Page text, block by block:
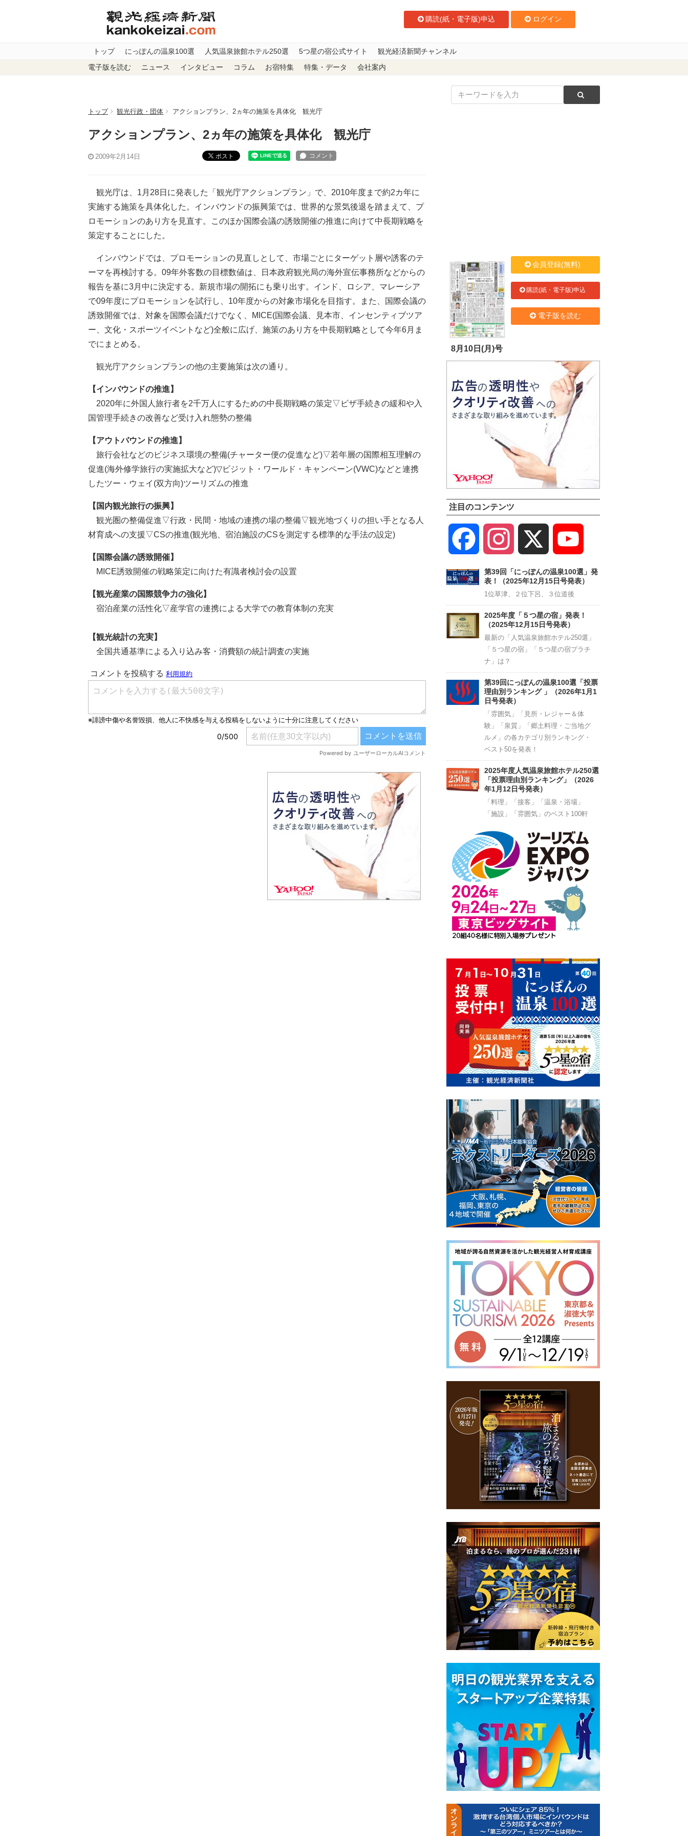
購読(紙・電子版)申込 ログイン
トップ にっぽんの温泉100選 人気温泉旅館ホテル250選 5つ星の宿公式サイト 観光経済新聞チャンネル
電子版を読む ニュース インタビュー コラム お宿特集 特集・データ 会社案内
トップ 観光行政・団体 アクションプラン、2ヵ年の施策を具体化 観光庁
アクションプラン、2ヵ年の施策を具体化 観光庁
2009年2月14日 ポスト
観光庁は、1月28日に発表した「観光庁アクションプラン」で、2010年度まで約2カ年に
実施する施策を具体化した。インバウンドの振興策では、世界的な景気後退を踏まえて、プ
ロモーションのあり方を見直す。このほか国際会議の誘致開催の推進に向けて中長期戦略を
策定することにした。
インバウンドでは、プロモーションの見直しとして、市場ごとにターゲット層や誘客のテ
ーマを再検討する。09年外客数の目標数値は、日本政府観光局の海外宣伝事務所などからの
報告を基に3月中に決定する。新規市場の開拓にも乗り出す。インド、ロシア、マレーシア
で09年度にプロモーションを試行し、10年度からの対象市場化を目指す。また、国際会議の
誘致開催では、対象を国際会議だけでなく、MICE(国際会議、見本市、インセンティブツア
ー、文化・スポーツイベントなど)全般に広げ、施策のあり方を中長期戦略として今年6月ま
でにまとめる。
観光庁アクションプランの他の主要施策は次の通り。
【インバウンドの推進】
2020年に外国人旅行者を2千万人にするための中長期戦略の策定▽ビザ手続きの緩和や入
国管理手続きの改善など受け入れ態勢の整備
【アウトバウンドの推進】
旅行会社などのビジネス環境の整備(チャーター便の促進など)▽若年層の国際相互理解の
促進(海外修学旅行の実施拡大など)▽ビジット・ワールド・キャンペーン(VWC)などと連携
したツー・ウェイ(双方向)ツーリズムの推進
【国内観光旅行の振興】
観光圏の整備促進▽行政・民間・地域の連携の場の整備▽観光地づくりの担い手となる人
材育成への支援▽CSの推進(観光地、宿泊施設のCSを測定する標準的な手法の設定)
【国際会議の誘致開催】
MICE誘致開催の戦略策定に向けた有識者検討会の設置
【観光産業の国際競争力の強化】
宿泊産業の活性化▽産学官の連携による大学での教育体制の充実
【観光統計の充実】
全国共通基準による入り込み客・消費額の統計調査の実施
8月10日(月)号
会員登録(無料)
購読(紙・電子版)申込
電子版を読む
注目のコンテンツ
Facebook Instagram
Channel
第39回「にっぽんの温泉100選」発
表！（2025年12月15日号発表）
1位草津、２位下呂、３位道後
2025年度「５つ星の宿」発表！
（2025年12月15日号発表）
最新の「人気温泉旅館ホテル250選」
「５つ星の宿」「５つ星の宿プラチ
ナ」は？
第39回にっぽんの温泉100選「投票
理由別ランキング 」（2026年1月1
日号発表）
「雰囲気」「見所・レジャー＆体
験」「泉質」「郷土料理・ご当地グ
ルメ」の各カテゴリ別ランキング・
ベスト50を発表！
2025年度人気温泉旅館ホテル250選
「投票理由別ランキング」（2026
年1月12日号発表）
「料理」「接客」「温泉・浴場」
「施設」「雰囲気」のベスト100軒